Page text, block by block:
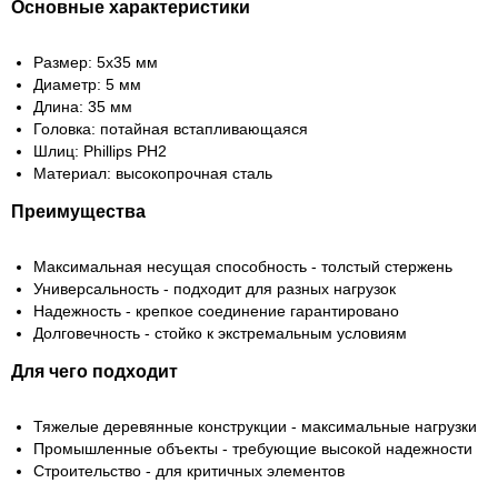
Основные характеристики
Размер: 5х35 мм
Диаметр: 5 мм
Длина: 35 мм
Головка: потайная встапливающаяся
Шлиц: Phillips PH2
Материал: высокопрочная сталь
Преимущества
Максимальная несущая способность - толстый стержень
Универсальность - подходит для разных нагрузок
Надежность - крепкое соединение гарантировано
Долговечность - стойко к экстремальным условиям
Для чего подходит
Тяжелые деревянные конструкции - максимальные нагрузки
Промышленные объекты - требующие высокой надежности
Строительство - для критичных элементов